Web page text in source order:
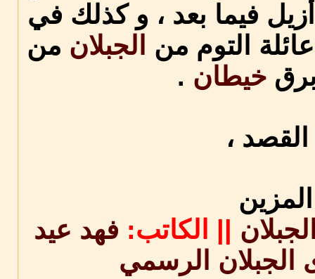
فيما بعد ، و كذلك في
الجبلان من
خيطان .
،
|| الكاتب: فهد عيد
الجبلان الرسمي